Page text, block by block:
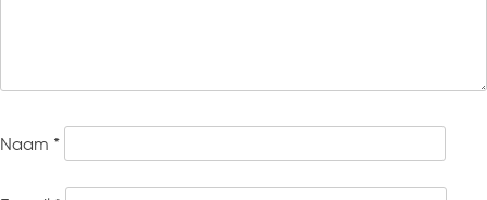
Naam *